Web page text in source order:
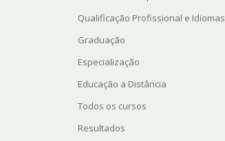
Qualificação Profissional e Idiomas
Graduação
Especialização
Educação a Distância
Todos os cursos
Resultados